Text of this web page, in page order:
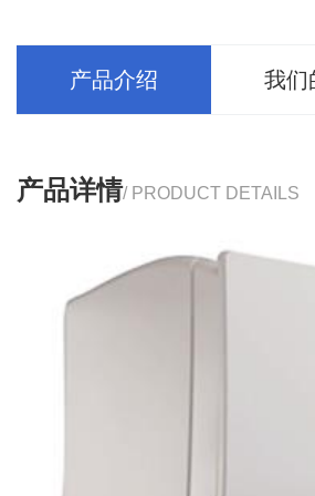
产品介绍 我们
产品详情/ PRODUCT DETAILS